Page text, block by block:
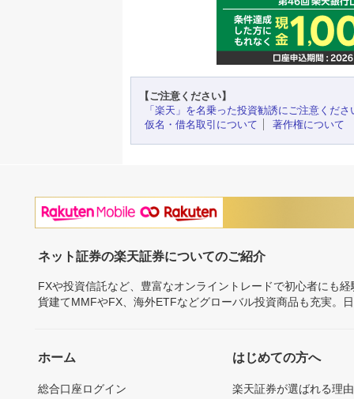
【ご注意ください】
「楽天」を名乗った投資勧誘にご注意くださ
仮名・借名取引について
著作権について
ネット証券の楽天証券についてのご紹介
FXや投資信託など、豊富なオンライントレードで初心者にも
貨建てMMFやFX、海外ETFなどグローバル投資商品も充実。
ホーム
総合口座ログイン
はじめての方へ
楽天証券が選ばれる理由